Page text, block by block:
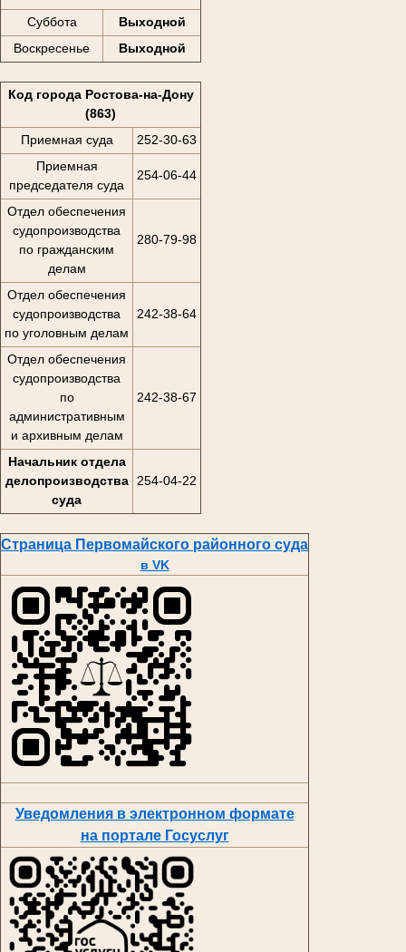
Суббота
Выходной
Воскресенье
Выходной
Код города Ростова-на-Дону
(863)
Приемная суда
252-30-63
Приемная
председателя суда
254-06-44
Отдел обеспечения
судопроизводства
по гражданским
делам
280-79-98
Отдел обеспечения
судопроизводства
по уголовным делам
242-38-64
Отдел обеспечения
судопроизводства
по
административным
и архивным делам
242-38-67
Начальник отдела
делопроизводства
суда
254-04-22
Страница Первомайского районного суда
в VK
Уведомления в электронном формате
на портале Госуслуг